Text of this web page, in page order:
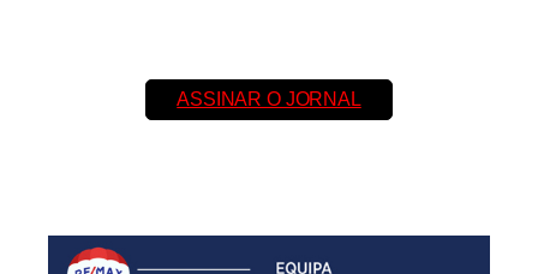
ASSINAR O JORNAL